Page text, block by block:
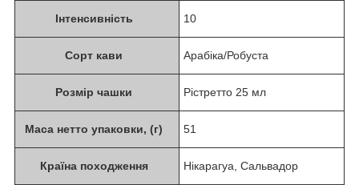
Інтенсивність 10
Сорт кави Арабіка/Робуста
Розмір чашки Рістретто 25 мл
Маса нетто упаковки, (г) 51
Країна походження Нікарагуа, Сальвадор